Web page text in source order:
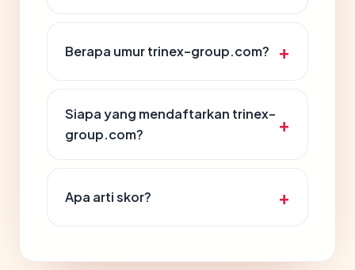
Berapa umur trinex-group.com?
Siapa yang mendaftarkan trinex-
group.com?
Apa arti skor?